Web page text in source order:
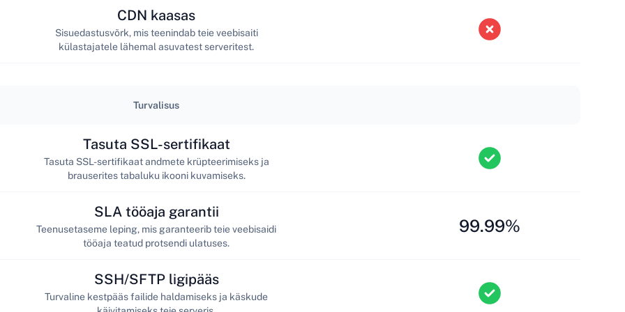
CDN kaasas
Sisuedastusvõrk, mis teenindab teie veebisaiti
külastajatele lähemal asuvatest serveritest.
Turvalisus
Tasuta SSL-sertifikaat
Tasuta SSL-sertifikaat andmete krüpteerimiseks ja
brauserites tabaluku ikooni kuvamiseks.
SLA tööaja garantii
Teenusetaseme leping, mis garanteerib teie veebisaidi
tööaja teatud protsendi ulatuses.
99.99%
SSH/SFTP ligipääs
Turvaline kestpääs failide haldamiseks ja käskude